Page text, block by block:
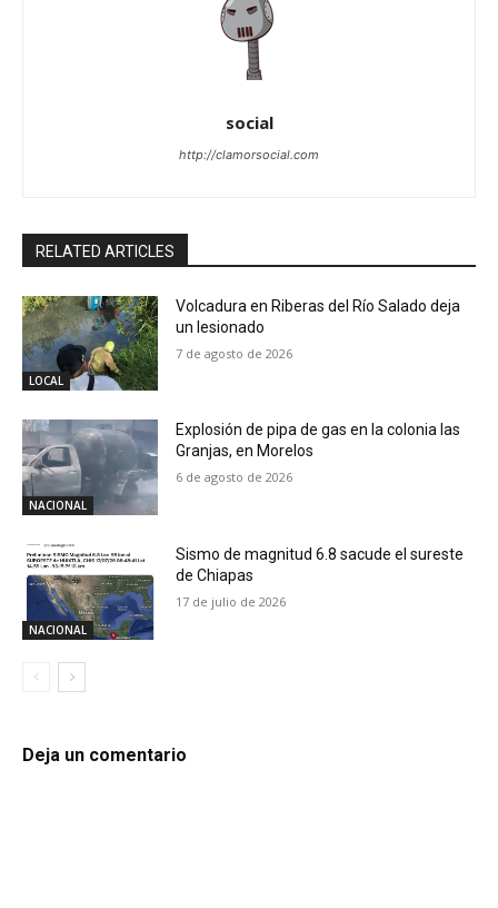
social
http://clamorsocial.com
RELATED ARTICLES
LOCAL
Volcadura en Riberas del Río Salado deja
un lesionado
7 de agosto de 2026
NACIONAL
Explosión de pipa de gas en la colonia las
Granjas, en Morelos
6 de agosto de 2026
NACIONAL
Sismo de magnitud 6.8 sacude el sureste
de Chiapas
17 de julio de 2026
Deja un comentario